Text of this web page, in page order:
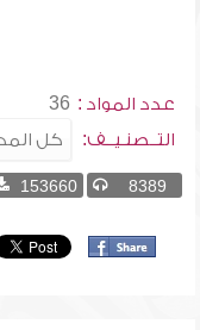
عدد المواد : 36
التــصنـيــف:
8389
153660